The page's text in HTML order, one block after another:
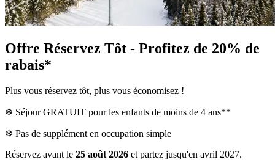
Offre Réservez Tôt - Profitez de 20% de
rabais*
Plus vous réservez tôt, plus vous économisez !
❄ Séjour GRATUIT pour les enfants de moins de 4 ans**
❄ Pas de supplément en occupation simple
Réservez avant le 25 août 2026 et partez jusqu'en avril 2027.